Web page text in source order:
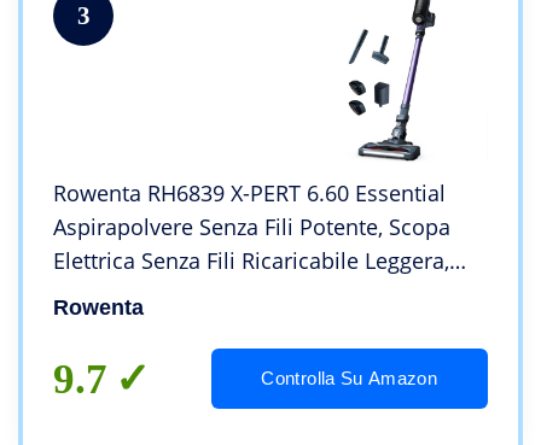
3
Rowenta RH6839 X-PERT 6.60 Essential
Aspirapolvere Senza Fili Potente, Scopa
Elettrica Senza Fili Ricaricabile Leggera,
Aspirapolvere Senza Sacco Multisuperficie,
Rowenta
9.7 Controlla Su Amazon